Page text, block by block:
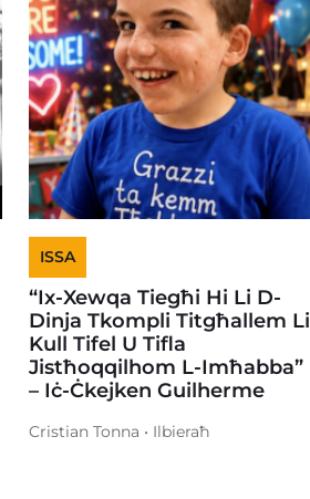
ISSA
“Ix-Xewqa Tiegħi Hi Li D-
Dinja Tkompli Titgħallem Li
Kull Tifel U Tifla
Jistħoqqilhom L-Imħabba”
– Iċ-Ċkejken Guilherme
Cristian Tonna • Ilbieraħ